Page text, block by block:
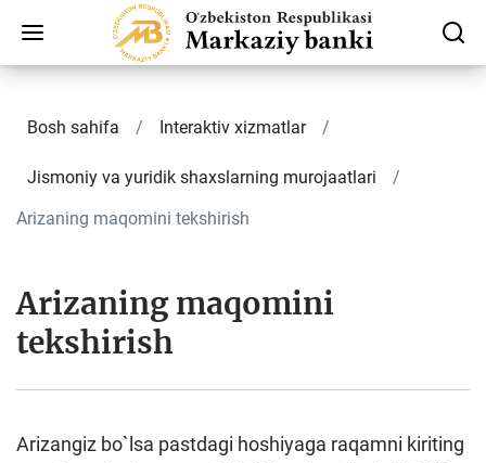
Bosh sahifa Interaktiv xizmatlar
Jismoniy va yuridik shaxslarning murojaatlari
Arizaning maqomini tekshirish
Arizaning maqomini
tekshirish
Аrizаngiz bo`lsa pastdagi hoshiyagа rаqamni kiriting